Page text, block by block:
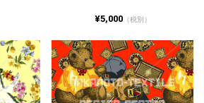
¥5,000（税別）